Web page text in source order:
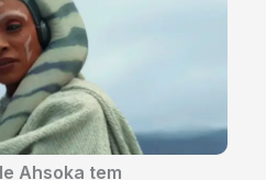
Ahsoka tem